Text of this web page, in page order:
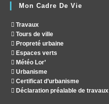
Mon Cadre De Vie
Travaux
Tours de ville
Propreté urbaine
Espaces verts
Météo Lor’
Urbanisme
Certificat d’urbanisme
Déclaration préalable de travaux